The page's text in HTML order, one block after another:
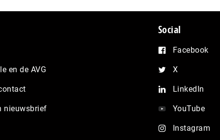
en de AVG
nieuwsbrief
Social
Facebook
X
LinkedIn
YouTube
Instagram